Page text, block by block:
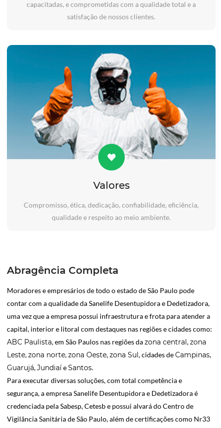
capacitadas, e comprometidas com a qualidade total e a
satisfação de nossos clientes.
Valores
Compromisso, ética, dedicação, confiabilidade, eficiência,
qualidade e respeito ao meio ambiente.
Abragência Completa
Moradores e empresários de todo o estado de São Paulo pode
contar com a qualidade da Sanelife Desentupidora e Dedetizadora,
uma vez que a empresa possui infraestrutura e frota para atender a
capital, interior e litoral com destaques nas regiões e cidades como:
ABC Paulista, em São Paulos nas regiões dazona central ,zona
Leste,zona norte,zona Oeste,zona Sul , cidades deCampinas,
Guarujá,JundiaíeSantos.
Para executar diversas soluções, com total competência e
segurança, a empresa Sanelife Desentupidora e Dedetizadora é
credenciada pela Sabesp, Cetesb e possui alvará do Centro de
Vigilância Sanitária de São Paulo, além de certificações como Nr33